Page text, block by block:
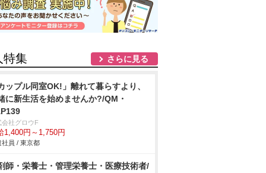
特集 さらに見る
ップル同室OK!」離れて暮らすより、
に新生活を始めませんか?/QM・
会社グロウF
1,400円～1,750円
社員 / 東京都
師・栄養士・管理栄養士・医療技術者/